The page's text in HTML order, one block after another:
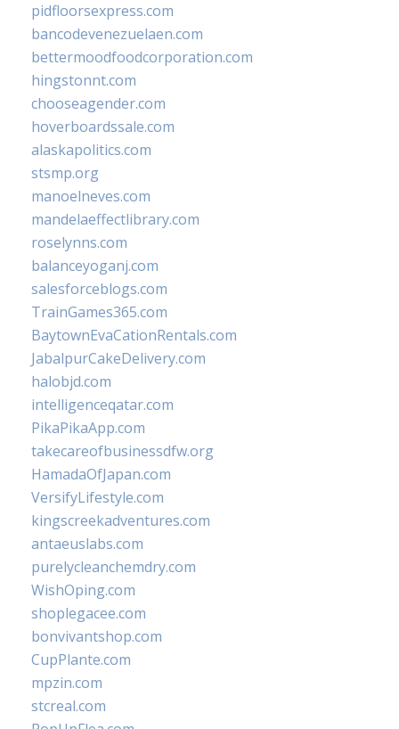
pidfloorsexpress.com
bancodevenezuelaen.com
bettermoodfoodcorporation.com
hingstonnt.com
chooseagender.com
hoverboardssale.com
alaskapolitics.com
stsmp.org
manoelneves.com
mandelaeffectlibrary.com
roselynns.com
balanceyoganj.com
salesforceblogs.com
TrainGames365.com
BaytownEvaCationRentals.com
JabalpurCakeDelivery.com
halobjd.com
intelligenceqatar.com
PikaPikaApp.com
takecareofbusinessdfw.org
HamadaOfJapan.com
VersifyLifestyle.com
kingscreekadventures.com
antaeuslabs.com
purelycleanchemdry.com
WishOping.com
shoplegacee.com
bonvivantshop.com
CupPlante.com
mpzin.com
stcreal.com